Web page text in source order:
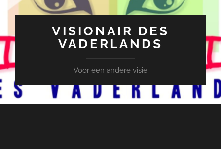
VISIONAIR DES
VADERLANDS
Voor een andere visie